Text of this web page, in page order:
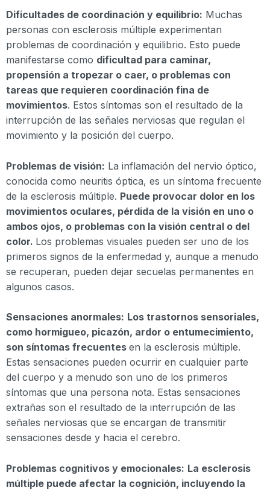
Dificultades de coordinación y equilibrio: Muchas
personas con esclerosis múltiple experimentan
problemas de coordinación y equilibrio. Esto puede
manifestarse como dificultad para caminar,
propensión a tropezar o caer, o problemas con
tareas que requieren coordinación fina de
movimientos. Estos síntomas son el resultado de la
interrupción de las señales nerviosas que regulan el
movimiento y la posición del cuerpo.
Problemas de visión: La inflamación del nervio óptico,
conocida como neuritis óptica, es un síntoma frecuente
de la esclerosis múltiple. Puede provocar dolor en los
movimientos oculares, pérdida de la visión en uno o
ambos ojos, o problemas con la visión central o del
color. Los problemas visuales pueden ser uno de los
primeros signos de la enfermedad y, aunque a menudo
se recuperan, pueden dejar secuelas permanentes en
algunos casos.
Sensaciones anormales: Los trastornos sensoriales,
como hormigueo, picazón, ardor o entumecimiento,
son síntomas frecuentes en la esclerosis múltiple.
Estas sensaciones pueden ocurrir en cualquier parte
del cuerpo y a menudo son uno de los primeros
síntomas que una persona nota. Estas sensaciones
extrañas son el resultado de la interrupción de las
señales nerviosas que se encargan de transmitir
sensaciones desde y hacia el cerebro.
Problemas cognitivos y emocionales: La esclerosis
múltiple puede afectar la cognición, incluyendo la